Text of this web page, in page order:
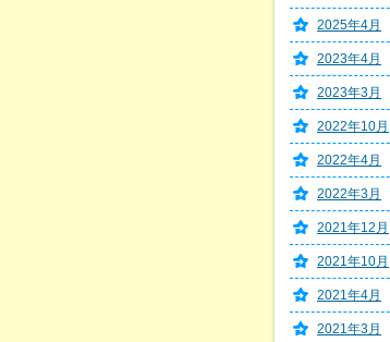
2025年4月
2023年4月
2023年3月
2022年10月
2022年4月
2022年3月
2021年12月
2021年10月
2021年4月
2021年3月